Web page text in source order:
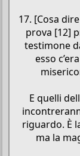
17. [Cosa
prova [12]
testimone
esso
E quelli
riguardo. È
ma la